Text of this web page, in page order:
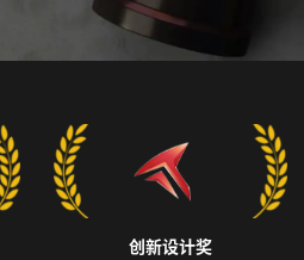
创新设计奖